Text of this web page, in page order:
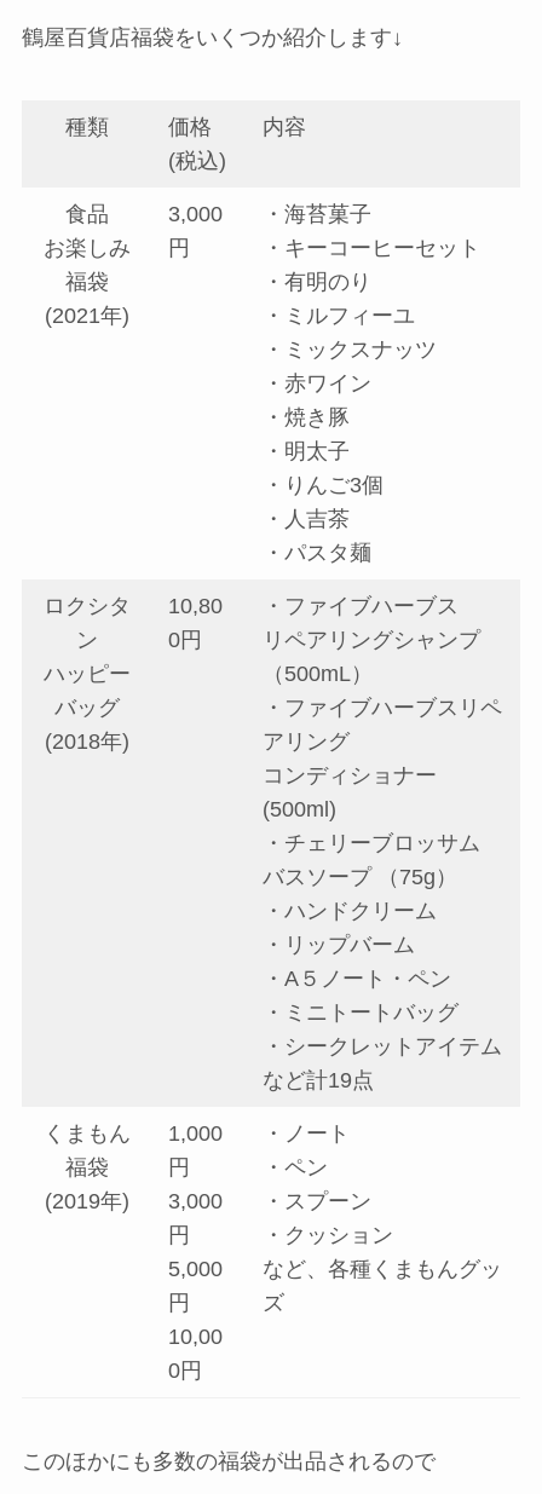
鶴屋百貨店福袋をいくつか紹介します↓
種類
価格
(税込)
内容
食品
お楽しみ
福袋
(2021年)
3,000
円
・海苔菓子
・キーコーヒーセット
・有明のり
・ミルフィーユ
・ミックスナッツ
・赤ワイン
・焼き豚
・明太子
・りんご3個
・人吉茶
・パスタ麺
ロクシタ
ン
ハッピー
バッグ
(2018年)
10,80
0円
・ファイブハーブス
リペアリングシャンプ
（500mL）
・ファイブハーブスリペ
アリング
コンディショナー
(500ml)
・チェリーブロッサム
バスソープ （75g）
・ハンドクリーム
・リップバーム
・A５ノート・ペン
・ミニトートバッグ
・シークレットアイテム
など計19点
くまもん
福袋
(2019年)
1,000
円
3,000
円
5,000
円
10,00
0円
・ノート
・ペン
・スプーン
・クッション
など、各種くまもんグッ
ズ
このほかにも多数の福袋が出品されるので